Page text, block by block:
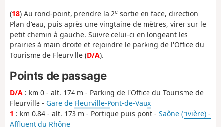
(18) Au rond-point, prendre la 2e sortie en face, direction
Plan d'eau, puis après une vingtaine de mètres, virer sur le
petit chemin à gauche. Suivre celui-ci en longeant les
prairies à main droite et rejoindre le parking de l'Office du
Tourisme de Fleurville (D/A).
Points de passage
D/A : km 0 - alt. 174 m - Parking de l'Office du Tourisme de
Fleurville - Gare de Fleurville-Pont-de-Vaux
1 : km 0.84 - alt. 173 m - Portique puis pont - Saône (rivière) -
Affluent du Rhône